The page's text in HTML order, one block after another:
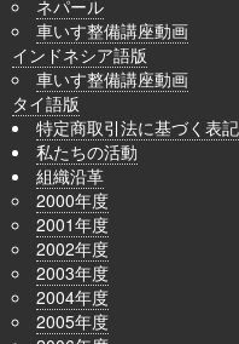
ネパール
車いす整備講座動画
インドネシア語版
車いす整備講座動画
タイ語版
特定商取引法に基づく表記
私たちの活動
組織沿革
2000年度
2001年度
2002年度
2003年度
2004年度
2005年度